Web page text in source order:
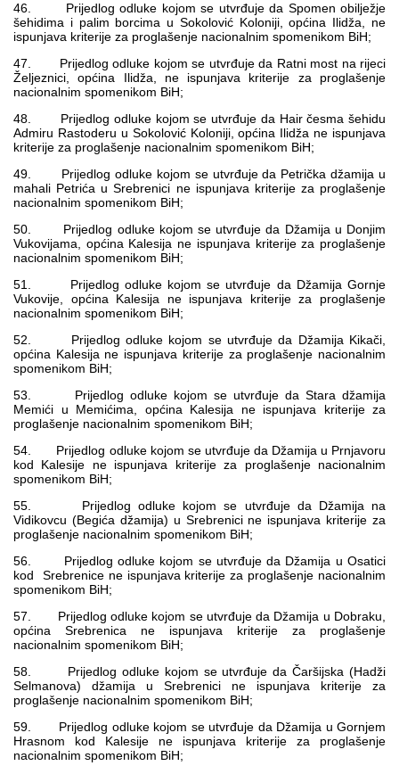
46. Prijedlog odluke kojom se utvrđuje da Spomen obilježje
šehidima i palim borcima u Sokolović Koloniji, općina Ilidža, ne
ispunjava kriterije za proglašenje nacionalnim spomenikom BiH;
47. Prijedlog odluke kojom se utvrđuje da Ratni most na rijeci
Željeznici, općina Ilidža, ne ispunjava kriterije za proglašenje
nacionalnim spomenikom BiH;
48. Prijedlog odluke kojom se utvrđuje da Hair česma šehidu
Admiru Rastoderu u Sokolović Koloniji, općina Ilidža ne ispunjava
kriterije za proglašenje nacionalnim spomenikom BiH;
49. Prijedlog odluke kojom se utvrđuje da Petrička džamija u
mahali Petrića u Srebrenici ne ispunjava kriterije za proglašenje
nacionalnim spomenikom BiH;
50. Prijedlog odluke kojom se utvrđuje da Džamija u Donjim
Vukovijama, općina Kalesija ne ispunjava kriterije za proglašenje
nacionalnim spomenikom BiH;
51. Prijedlog odluke kojom se utvrđuje da Džamija Gornje
Vukovije, općina Kalesija ne ispunjava kriterije za proglašenje
nacionalnim spomenikom BiH;
52. Prijedlog odluke kojom se utvrđuje da Džamija Kikači,
općina Kalesija ne ispunjava kriterije za proglašenje nacionalnim
spomenikom BiH;
53. Prijedlog odluke kojom se utvrđuje da Stara džamija
Memići u Memićima, općina Kalesija ne ispunjava kriterije za
proglašenje nacionalnim spomenikom BiH;
54. Prijedlog odluke kojom se utvrđuje da Džamija u Prnjavoru
kod Kalesije ne ispunjava kriterije za proglašenje nacionalnim
spomenikom BiH;
55. Prijedlog odluke kojom se utvrđuje da Džamija na
Vidikovcu (Begića džamija) u Srebrenici ne ispunjava kriterije za
proglašenje nacionalnim spomenikom BiH;
56. Prijedlog odluke kojom se utvrđuje da Džamija u Osatici
kod Srebrenice ne ispunjava kriterije za proglašenje nacionalnim
spomenikom BiH;
57. Prijedlog odluke kojom se utvrđuje da Džamija u Dobraku,
općina Srebrenica ne ispunjava kriterije za proglašenje
nacionalnim spomenikom BiH;
58. Prijedlog odluke kojom se utvrđuje da Čaršijska (Hadži
Selmanova) džamija u Srebrenici ne ispunjava kriterije za
proglašenje nacionalnim spomenikom BiH;
59. Prijedlog odluke kojom se utvrđuje da Džamija u Gornjem
Hrasnom kod Kalesije ne ispunjava kriterije za proglašenje
nacionalnim spomenikom BiH;